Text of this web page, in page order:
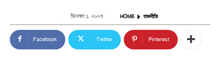
ডিসেম্বর ১, ২০২৩ HOME রাজনীতি
Facebook Twitter Pinterest